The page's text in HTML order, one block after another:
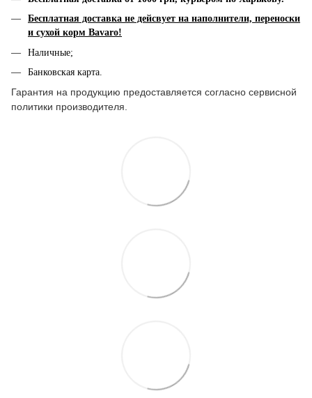
Бесплатная доставка не дейсвует на наполнители, переноски
и сухой корм Bavaro!
Наличные;
Банковская карта.
Гарантия на продукцию предоставляется согласно сервисной
политики производителя.